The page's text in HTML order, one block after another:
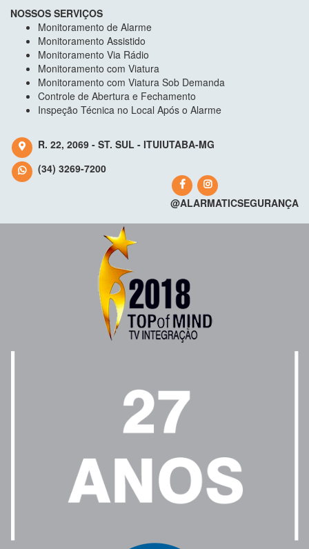
NOSSOS SERVIÇOS
Monitoramento de Alarme
Monitoramento Assistido
Monitoramento Via Rádio
Monitoramento com Viatura
Monitoramento com Viatura Sob Demanda
Controle de Abertura e Fechamento
Inspeção Técnica no Local Após o Alarme
R. 22, 2069 - ST. SUL - ITUIUTABA-MG
(34) 3269-7200
@ALARMATICSEGURANÇA